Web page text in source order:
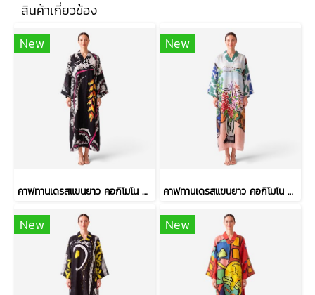
สินค้าเกี่ยวข้อง
New
คาฟทานเดรสแขนยาว คอกิโมโน - สีดำ : ลายดอกเฮลิโคเนีย บนริ้วใบดำ-ขาว
New
คาฟทานเดรสแขนยาว คอกิโมโน - สีฟ้า : ลายแจกันดอกไม้ ริมวิวทะเล
New New